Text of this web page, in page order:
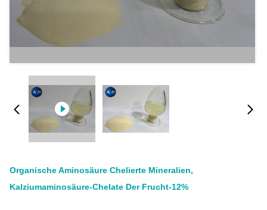
Organische Aminosäure Chelierte Mineralien,
Kalziumaminosäure-Chelate Der Frucht-12%